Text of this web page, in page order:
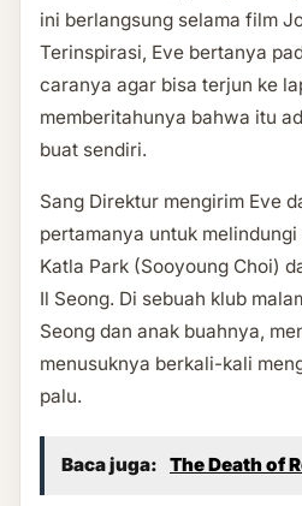
ini berlangsung selama film
Terinspirasi, Eve bertanya
caranya agar bisa terjun ke
memberitahunya bahwa itu
buat sendiri.
Sang Direktur mengirim Eve
pertamanya untuk
Katla Park (Sooyoung Choi)
Il Seong. Di sebuah klub
Seong dan anak buahnya,
menusuknya berkali-kali
palu.
Baca juga: The Death of